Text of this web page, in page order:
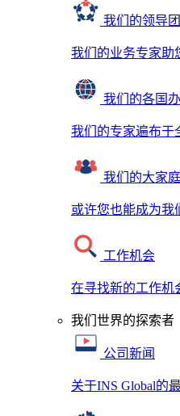
我们的领导
我们的业务专家助
我们的各国
我们的专家遍布于
我们的大家庭
或许您也能成为我
工作机会
在寻找新的工作机
我们世界的探索者
公司新闻
关于INS Global的